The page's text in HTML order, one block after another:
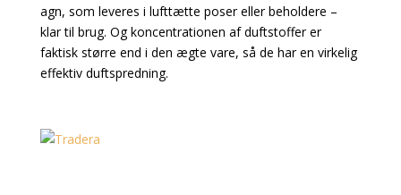
agn, som leveres i lufttætte poser eller beholdere –
klar til brug. Og koncentrationen af duftstoffer er
faktisk større end i den ægte vare, så de har en virkelig
effektiv duftspredning.